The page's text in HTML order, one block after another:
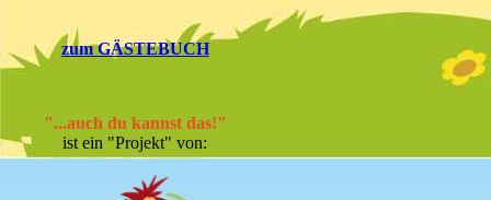
zum GÄSTEBUCH
"...auch du kannst das!"
ist ein "Projekt" von: